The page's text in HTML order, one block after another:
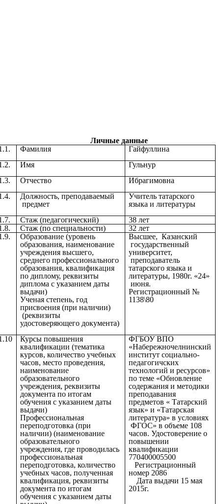
Личные данные
Фамилия
Гайфуллина
Имя
Гульнур
Отчество
Ибрагимовна
Должность, преподаваемый
предмет
Учитель татарского
языка и литературы
Стаж (педагогический)
38 лет
Стаж (по специальности)
32 лет
Образование (уровень
образования, наименование
учреждения высшего,
среднего профессионального
образования, квалификация
по диплому, реквизиты
диплома с указанием даты
выдачи)
Ученая степень, год
присвоения (при наличии)
(реквизиты
удостоверяющего документа)
Высшее, Казанский
государственный
университет,
преподаватель
татарского языка и
литературы, 1980г. «24»
июня.
Регистрационный №
1138\80
Курсы повышения
квалификации (тематика
курсов, количество учебных
часов, место проведения,
наименование
образовательного
учреждения, реквизиты
документа по итогам
обучения с указанием даты
выдачи)
Профессиональная
переподготовка (при
наличии) (наименование
образовательного
учреждения, где проводилась
профессиональная
переподготовка, количество
учебных часов, полученная
квалификация, реквизиты
документа по итогам
обучения с указанием даты
ФГБОУ ВПО
«Набережночелнинский
институт социально-
педагогичских
технологий и ресурсов»
по теме «Обновление
содержания и методики
преподавания
предметов « Татарский
язык» и «Татарская
литература» в условиях
ФГОС» в объеме 108
часов. Удостоверение о
повышении
квалификации
770400005500
Регистрационный
номер 2086
Дата выдачи 15 мая
2015г.